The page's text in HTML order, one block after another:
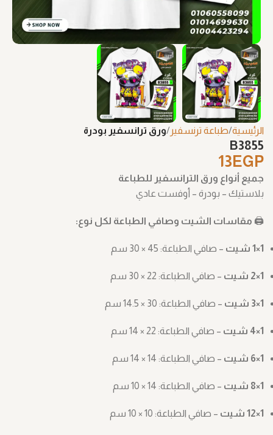
الرئيسية طباعة ترنسفير ورق ترانسفير بودرة
B3855
13 EGP
جميع أنواع ورق الترانسفير للطباعة
بلاستيك – بودرة – أوفست عادي
🖨️ مقاسات الشيت وصافي الطباعة لكل نوع:
1×1 شيت – صافي الطباعة: ‎30 × 45 سم
1×2 شيت – صافي الطباعة: ‎30 × 22 سم
1×3 شيت – صافي الطباعة: ‎14.5 × 30 سم
1×4 شيت – صافي الطباعة: ‎14 × 22 سم
1×6 شيت – صافي الطباعة: ‎14 × 14 سم
1×8 شيت – صافي الطباعة: ‎10 × 14 سم
1×12 شيت – صافي الطباعة: ‎10 × 10 سم